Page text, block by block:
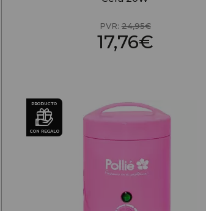
PVR:24,95€
17,76€
PRODUCTO
CON REGALO